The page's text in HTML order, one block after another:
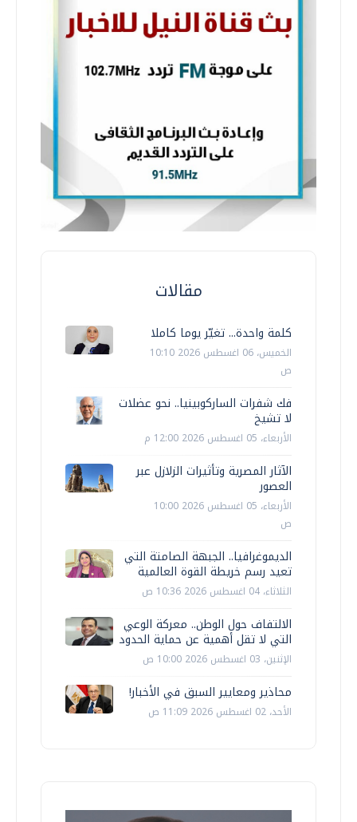
مقالات
كلمة واحدة... تغيّر يوما كاملا
الخميس، 06 اغسطس 2026 10:10
ص
فك شفرات الساركوبينيا.. نحو عضلات
لا تشيخ
الأربعاء، 05 اغسطس 2026 12:00 م
الآثار المصرية وتأثيرات الزلازل عبر
العصور
الأربعاء، 05 اغسطس 2026 10:00
ص
الديموغرافيا.. الجبهة الصامتة التي
تعيد رسم خريطة القوة العالمية
الثلاثاء، 04 اغسطس 2026 10:36 ص
الالتفاف حول الوطن.. معركة الوعي
التي لا تقل أهمية عن حماية الحدود
الإثنين، 03 اغسطس 2026 10:00 ص
محاذير ومعايير السبق في الأخبار!
الأحد، 02 اغسطس 2026 11:09 ص